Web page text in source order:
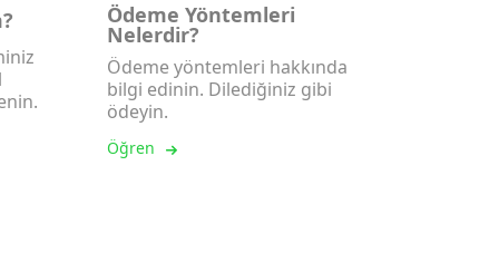
Ödeme Yöntemleri
Nelerdir?
Ödeme yöntemleri hakkında
bilgi edinin. Dilediğiniz gibi
ödeyin.
Öğren